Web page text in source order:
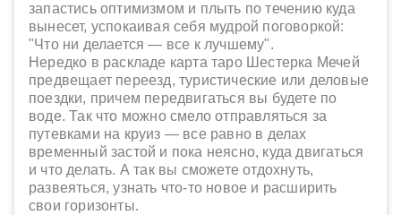
запастись оптимизмом и плыть по течению куда
вынесет, успокаивая себя мудрой поговоркой:
"Что ни делается — все к лучшему".
Нередко в раскладе карта таро Шестерка Мечей
предвещает переезд, туристические или деловые
поездки, причем передвигаться вы будете по
воде. Так что можно смело отправляться за
путевками на круиз — все равно в делах
временный застой и пока неясно, куда двигаться
и что делать. А так вы сможете отдохнуть,
развеяться, узнать что-то новое и расширить
свои горизонты.